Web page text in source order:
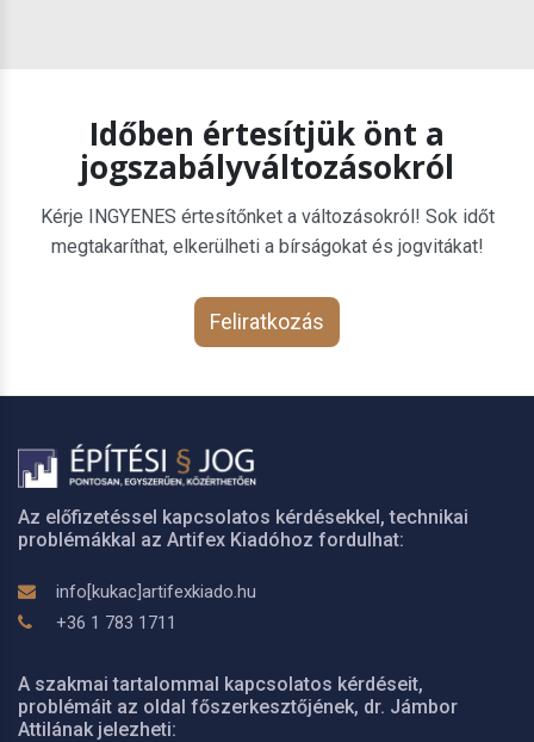
Időben értesítjük önt a
jogszabályváltozásokról
Kérje INGYENES értesítőnket a változásokról! Sok időt
megtakaríthat, elkerülheti a bírságokat és jogvitákat!
Feliratkozás
Az előfizetéssel kapcsolatos kérdésekkel, technikai
problémákkal az Artifex Kiadóhoz fordulhat:
info[kukac]artifexkiado.hu
+36 1 783 1711
A szakmai tartalommal kapcsolatos kérdéseit,
problémáit az oldal főszerkesztőjének, dr. Jámbor
Attilának jelezheti: